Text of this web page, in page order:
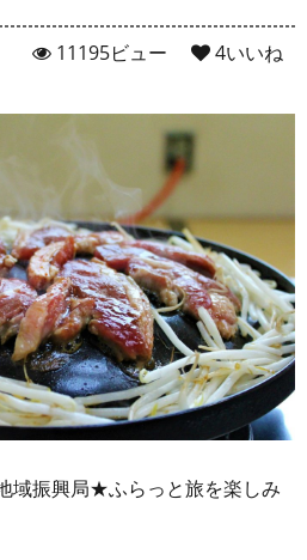
4いいね
11195ビュー
域振興局★ふらっと旅を楽しみ